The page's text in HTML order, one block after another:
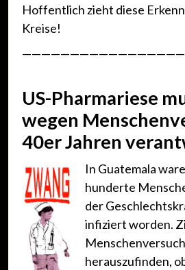
Hoffentlich zieht diese
Kreise!
US-Pharmariese
wegen
40er Jahren
In Guatemala
hunderte
der
infiziert worden.
herauszufinden,